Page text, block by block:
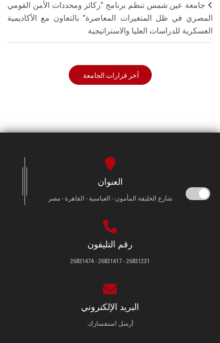
جامعة عين شمس تنظم برنامج "ركائز ومحددات الأمن القومي
المصري في ظل المتغيرات المعاصرة" بالتعاون مع الأكاديمية
العسكرية للدراسات العليا والاستراتيجية
أخر قرارات الجامعة
العنوان
شارع الخليفة المأمون - العباسية - القاهرة - مصر
رقم التليفون
26831231 - 26831417 - 26831474
البريد الإلكتروني
أرسل استفسارك.